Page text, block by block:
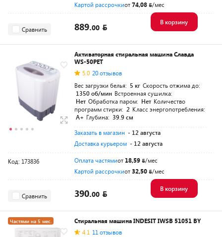
Картой рассрочкиот74,08 /мес
Сравнить 889.00
В корзину
Активаторная стиральная машина Славда
WS-50PET
5.0 20 отзывов
Вес загрузки белья: 5 кг Скорость отжима до:
1350 об/мин Встроенная сушилка:
Нет Обработка паром: Нет Количество
программ стирки: 2 Класс энергопотребления:
A+ Глубина: 39.9 см
Заказать в магазин - 12 августа
Доставка курьером - 12 августа
Код: 173836 Оплата частямиот 18,59
/мес
Картой рассрочкиот32,50 /мес
Сравнить 390.00
В корзину
Частями на 5 мес.
Стиральная машина INDESIT IWSB 51051 BY
4.1 11 отзывов